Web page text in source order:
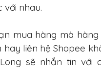
với nhau.
mua hàng mà
hay liên hệ Shopee
sẽ nhắn tin với